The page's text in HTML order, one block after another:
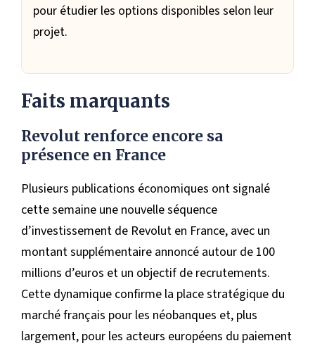
pour étudier les options disponibles selon leur
projet.
Faits marquants
Revolut renforce encore sa
présence en France
Plusieurs publications économiques ont signalé
cette semaine une nouvelle séquence
d’investissement de Revolut en France, avec un
montant supplémentaire annoncé autour de 100
millions d’euros et un objectif de recrutements.
Cette dynamique confirme la place stratégique du
marché français pour les néobanques et, plus
largement, pour les acteurs européens du paiement